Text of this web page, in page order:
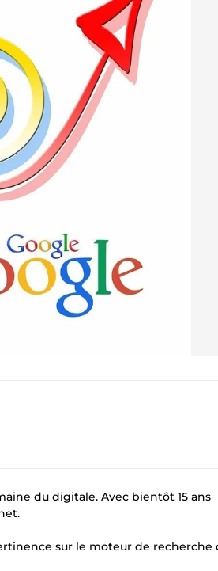
du digitale. Avec bientôt 15 ans
sur le moteur de recherche